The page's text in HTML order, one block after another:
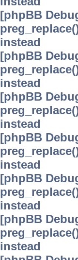
[phpBB
instead
[phpBB
instead
[phpBB
instead
[phpBB
instead
[phpBB
instead
[phpBB
instead